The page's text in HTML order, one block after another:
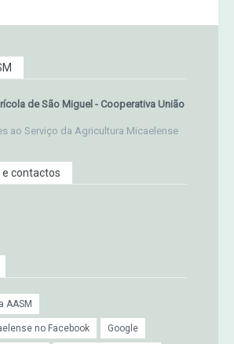
de São Miguel - Cooperativa União
ao Serviço da Agricultura Micaelense
e contactos
AASM
no Facebook Google